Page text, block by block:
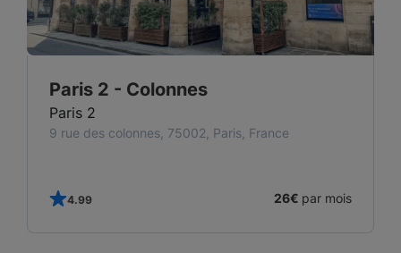
Paris 2 - Colonnes
Paris 2
9 rue des colonnes, 75002, Paris, France
4.99 26€ par mois